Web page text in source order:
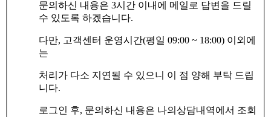
문의하신 내용은 3시간 이내에 메일로 답변을 드릴
수 있도록 하겠습니다.
다만, 고객센터 운영시간(평일 09:00 ~ 18:00) 이외에
는
처리가 다소 지연될 수 있으니 이 점 양해 부탁 드립
니다.
로그인 후, 문의하신 내용은 나의상담내역에서 조회